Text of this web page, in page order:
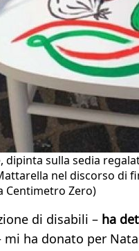
dipinta sulla sedia
nel discorso di
Centimetro Zero)
di disabili – ha
mi ha donato per